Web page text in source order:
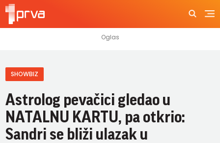
SHOWBIZ
Astrolog pevačici gledao u
NATALNU KARTU, pa otkrio:
Sandri se bliži ulazak u